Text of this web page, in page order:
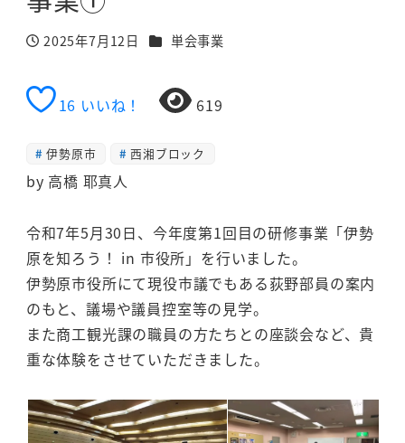
投稿日
2025年7月12日 カテゴリー
単会事業
16 いいね！ 619
伊勢原市 西湘ブロック
by 高橋 耶真人
令和7年5月30日、今年度第1回目の研修事業「伊勢
原を知ろう！ in 市役所」を行いました。
伊勢原市役所にて現役市議でもある荻野部員の案内
のもと、議場や議員控室等の見学。
また商工観光課の職員の方たちとの座談会など、貴
重な体験をさせていただきました。